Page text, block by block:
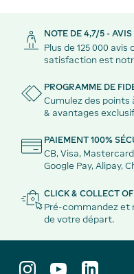
NOTE DE 4,7/5 -
Plus de 125 000
satisfaction est
PROGRAMME DE
Cumulez des
& avantages
PAIEMENT 100%
CB, Visa,
Google Pay, Alipay,
CLICK & COLLECT
Pré-commandez et
de votre départ.